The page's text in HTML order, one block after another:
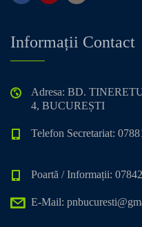
Informații Contact
Adresa: BD.
4, BUCUREȘTI
Telefon Secretariat:
Poartă / Informații:
E-Mail: